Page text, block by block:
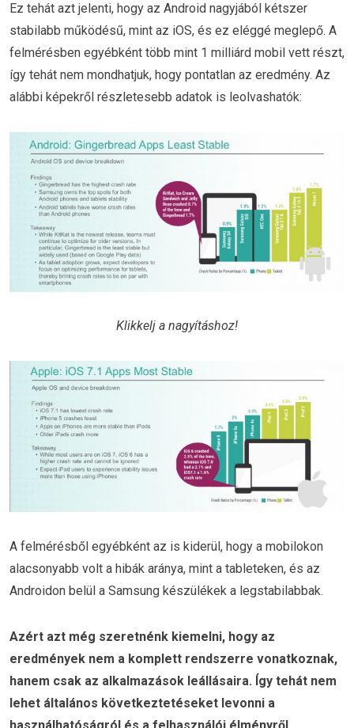
Ez tehát azt jelenti, hogy az Android nagyjából kétszer
stabilabb működésű, mint az iOS, és ez eléggé meglepő. A
felmérésben egyébként több mint 1 milliárd mobil vett részt,
így tehát nem mondhatjuk, hogy pontatlan az eredmény. Az
alábbi képekről részletesebb adatok is leolvashatók:
Klikkelj a nagyításhoz!
A felmérésből egyébként az is kiderül, hogy a mobilokon
alacsonyabb volt a hibák aránya, mint a tableteken, és az
Androidon belül a Samsung készülékek a legstabilabbak.
Azért azt még szeretnénk kiemelni, hogy az
eredmények nem a komplett rendszerre vonatkoznak,
hanem csak az alkalmazások leállásaira. Így tehát nem
lehet általános következtetéseket levonni a
használhatóságról és a felhasználói élményről.